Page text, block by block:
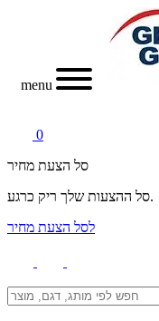
menu
0
סל הצעת מחיר
סל ההצעות שלך ריק כרגע.
לסל הצעת מחיר